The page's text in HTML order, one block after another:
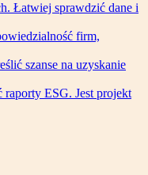
Łatwiej sprawdzić dane i
firm,
szanse na uzyskanie
raporty ESG. Jest projekt